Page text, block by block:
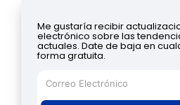
Me gustaría recibir
electrónico sobre las
actuales. Date de baja en
forma gratuita.